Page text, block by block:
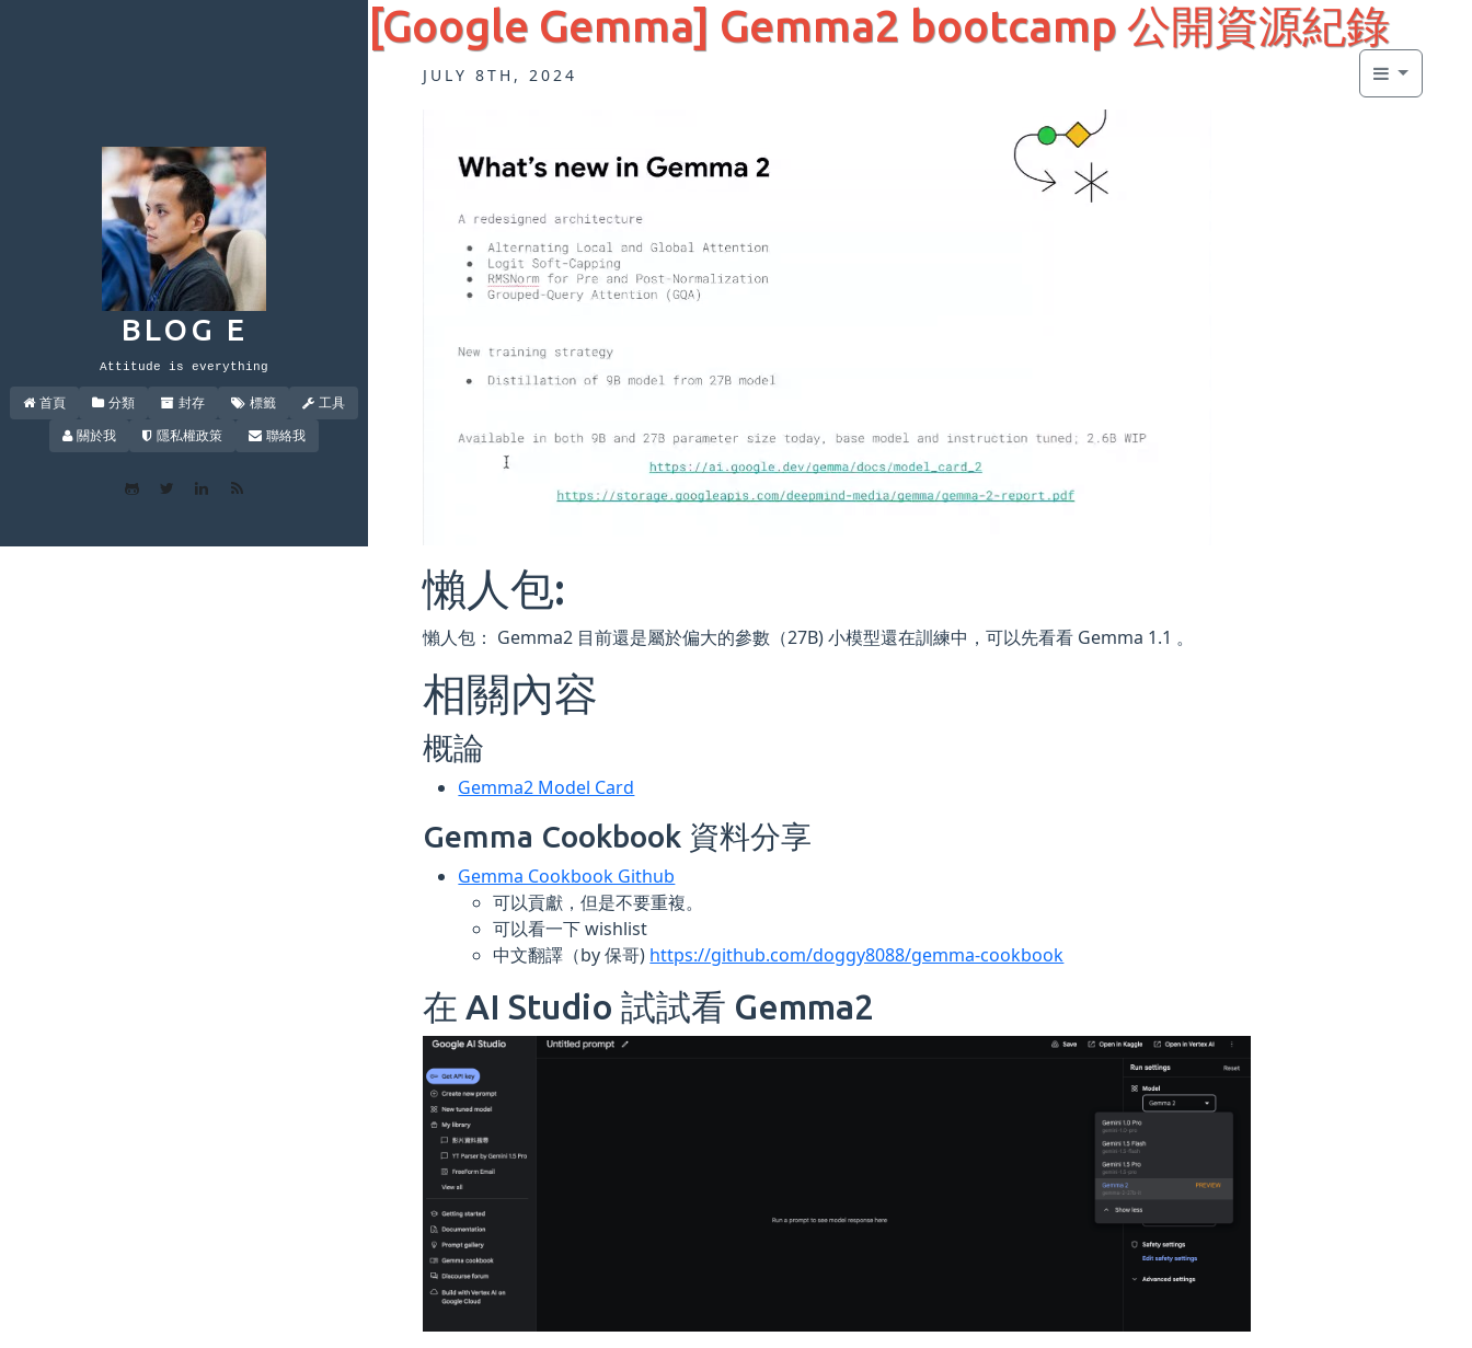
BLOG E
Attitude is everything
首頁 分類 封存 標籤
工具
關於我
隱私權政策 聯絡我
[Google Gemma] Gemma2 bootcamp 公開資源紀錄
JULY 8TH, 2024
懶人包:
懶人包： Gemma2 目前還是屬於偏大的參數（27B) 小模型還在訓練中，可以先看看 Gemma 1.1 。
相關內容
概論
Gemma2 Model Card
Gemma Cookbook 資料分享
Gemma Cookbook Github
可以貢獻，但是不要重複。
可以看一下 wishlist
中文翻譯（by 保哥) https://github.com/doggy8088/gemma-cookbook
在 AI Studio 試試看 Gemma2